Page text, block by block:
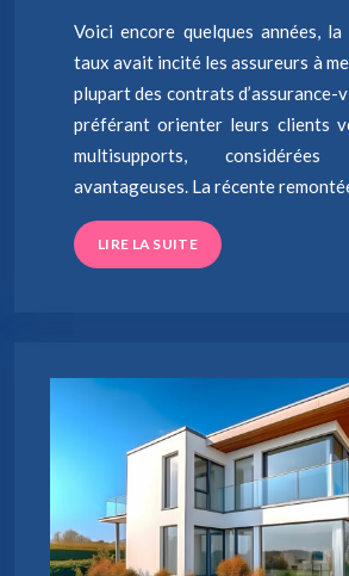
Voici encore quelques années,
taux avait incité les assureurs à
plupart des contrats d’assurance-
préférant orienter leurs clients
multisupports,
avantageuses. La récente
LIRE LA SUITE